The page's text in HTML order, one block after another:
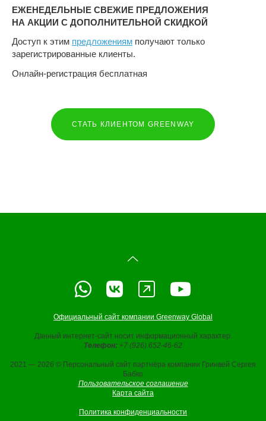
ЕЖЕНЕДЕЛЬНЫЕ СВЕЖИЕ ПРЕДЛОЖЕНИЯ
НА АКЦИИ С ДОПОЛНИТЕЛЬНОЙ СКИДКОЙ
Доступ к этим предложениям получают только
зарегистрированные клиенты.
Онлайн-регистрация бесплатная
СТАТЬ КЛИЕНТОМ GREENWAY
Официальный сайт компании Greenway Global
Данный интернет-сайт носит информационный характер.
Телефон: +7 (926) 652-46-62
2021 — 2026 © Персональный сайт партнёра компании Гринвей Сергея
Бабко
Пользовательское соглашение
Карта сайта
Политика конфиденциальности